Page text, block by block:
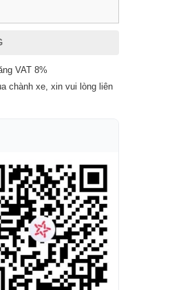
VAT 8%
chành xe, xin vui lòng liên